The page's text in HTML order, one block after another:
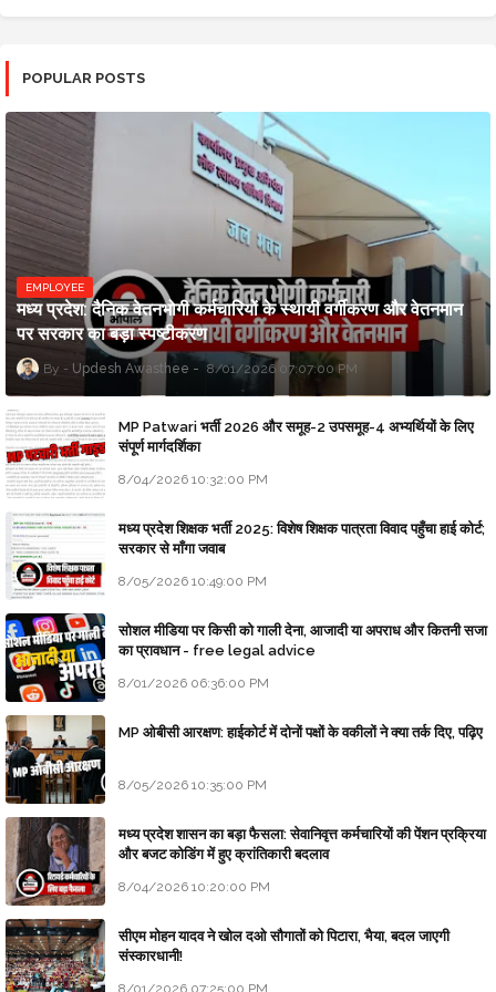
POPULAR POSTS
EMPLOYEE
मध्य प्रदेश: दैनिक वेतनभोगी कर्मचारियों के स्थायी वर्गीकरण और वेतनमान
पर सरकार का बड़ा स्पष्टीकरण
Updesh Awasthee 8/01/2026 07:07:00 PM
MP Patwari भर्ती 2026 और समूह-2 उपसमूह-4 अभ्यर्थियों के लिए
संपूर्ण मार्गदर्शिका
8/04/2026 10:32:00 PM
मध्य प्रदेश शिक्षक भर्ती 2025: विशेष शिक्षक पात्रता विवाद पहुँचा हाई कोर्ट;
सरकार से माँगा जवाब
8/05/2026 10:49:00 PM
सोशल मीडिया पर किसी को गाली देना, आजादी या अपराध और कितनी सजा
का प्रावधान - free legal advice
8/01/2026 06:36:00 PM
MP ओबीसी आरक्षण: हाईकोर्ट में दोनों पक्षों के वकीलों ने क्या तर्क दिए, पढ़िए
8/05/2026 10:35:00 PM
मध्य प्रदेश शासन का बड़ा फैसला: सेवानिवृत्त कर्मचारियों की पेंशन प्रक्रिया
और बजट कोडिंग में हुए क्रांतिकारी बदलाव
8/04/2026 10:20:00 PM
सीएम मोहन यादव ने खोल दओ सौगातों को पिटारा, भैया, बदल जाएगी
संस्कारधानी!
8/01/2026 07:25:00 PM